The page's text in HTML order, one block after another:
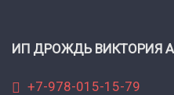
ИП ДРОЖДЬ ВИКТОРИЯ
+7-978-015-15-79